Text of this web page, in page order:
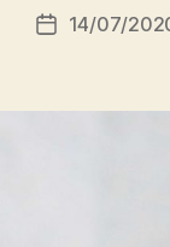
Data14/07/